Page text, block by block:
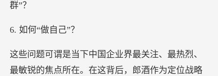
群”？
6. 如何“做自己”？
这些问题可谓是当下中国企业界最关注、最热烈、
最敏锐的焦点所在。在这背后，郎酒作为定位战略